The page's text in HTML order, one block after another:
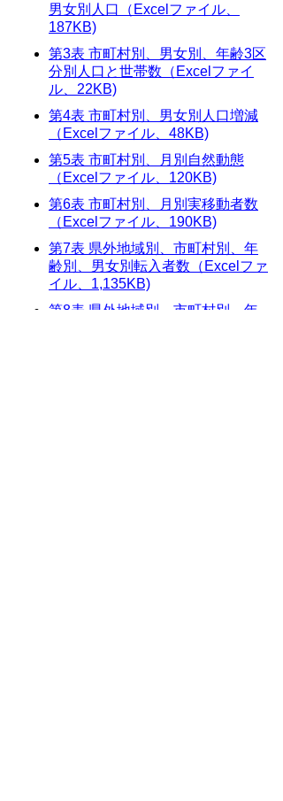
男女別人口（Excelファイル、
187KB)
第3表 市町村別、男女別、年齢3区
分別人口と世帯数（Excelファイ
ル、22KB)
第4表 市町村別、男女別人口増減
（Excelファイル、48KB)
第5表 市町村別、月別自然動態
（Excelファイル、120KB)
第6表 市町村別、月別実移動者数
（Excelファイル、190KB)
第7表 県外地域別、市町村別、年
齢別、男女別転入者数（Excelファ
イル、1,135KB)
第8表 県外地域別、市町村別、年